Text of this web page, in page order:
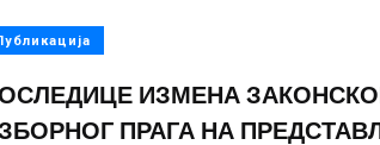
ИЗМЕНА
ПРАГА НА